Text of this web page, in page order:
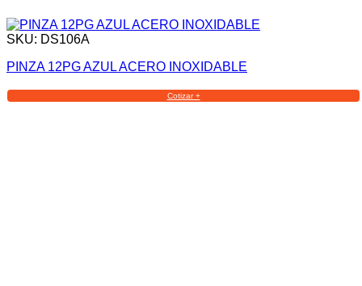
SKU: DS106A
PINZA 12PG AZUL ACERO INOXIDABLE
Cotizar +